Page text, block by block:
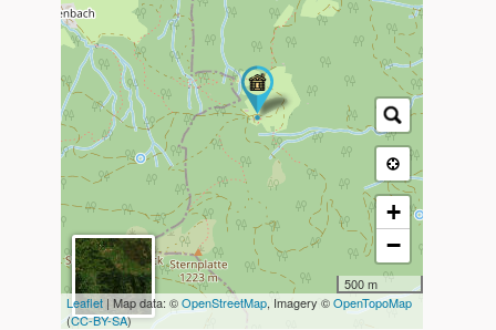
+
−
500 m
Leaflet| Map data: ©OpenStreetMap, Imagery ©OpenTopoMap
(CC-BY-SA)